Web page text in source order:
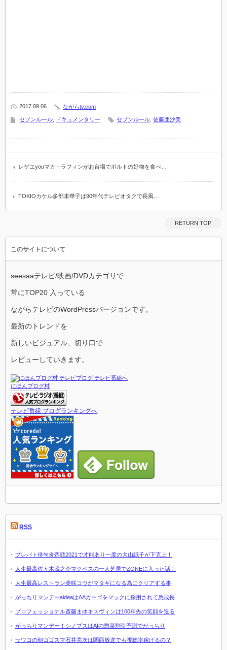
2017 09.06 ながらtv.com
セブンルール ドキュメンタリー セブンルール 佐藤亜沙美
レゲエyouマカ・ラフィンがお台場でボルトの好物を食べ…
TOKIOカケル多部未華子は90年代テレビオタクで長風…
RETURN TOP
このサイトについて
seesaaテレビ/映画/DVDカテゴリで
常にTOP20 入っている
ながらテレビのWordPressバージョンです。
最新のトレンドを
新しいビジュアル、切り口で
レビューしていきます。
にほんブログ村
テレビ番組 ブログランキングへ
RSS
プレバト俳句炎帝戦2021で才能あり一度の犬山紙子が下克上！
人生最高佐々木蔵之介マクベスの一人芝居でZONEに入った話！
人生最高レストラン柴咲コウがマタギになる為にクリアする事
がっちりマンデーaideaはAAカーゴをマックに採用されて急成長
プロフェッショナル斎藤まゆキスヴィンは100年先の笑顔を造る
がっちりマンデー！シノプスはAIの惣菜割引予測でがっちり
サワコの朝ゴゴスマ石井亮次は関西放送でも視聴率稼げるの？